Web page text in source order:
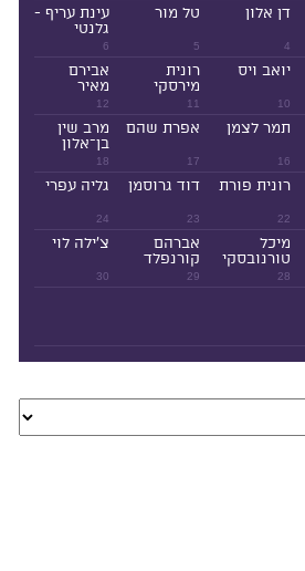
4
דן אלון
5
טל מור
6
עינת עריף -
גלנטי
10
יואב ויס
11
רונית
מירסקי
12
אבירם
מאיר
16
תמר לצמן
17
אפרת שהם
18
מרב שין
בן־אלון
22
רונית פורת
23
דוד גרוסמן
24
גליה עפרי
28
מיכל
טורנובסקי
29
אברהם
קורנפלד
30
צ'ילה לוי